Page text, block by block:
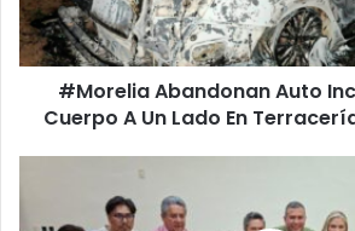
A
Un
Lado
Terracería
#Morelia Abandonan Auto
Cuerpo A Un Lado En